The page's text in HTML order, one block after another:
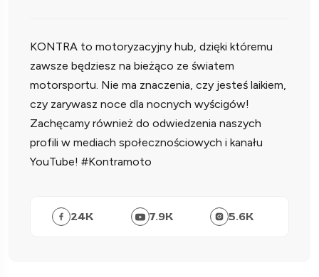
KONTRA to motoryzacyjny hub, dzięki któremu
zawsze będziesz na bieżąco ze światem
motorsportu. Nie ma znaczenia, czy jesteś laikiem,
czy zarywasz noce dla nocnych wyścigów!
Zachęcamy również do odwiedzenia naszych
profili w mediach społecznościowych i kanału
YouTube! #Kontramoto
24K 7.9K 5.6K